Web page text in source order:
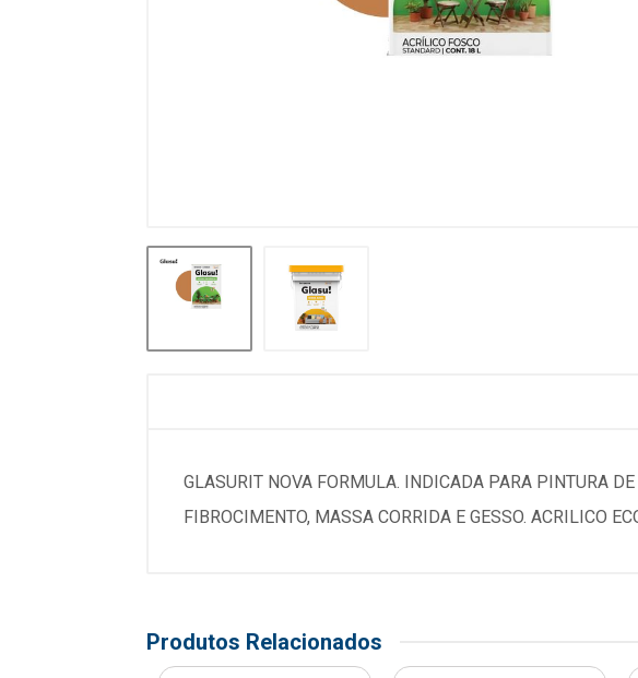
GLASURIT NOVA FORMULA. INDICADA PARA PINTURA
FIBROCIMENTO, MASSA CORRIDA E GESSO. ACRILICO
Produtos Relacionados